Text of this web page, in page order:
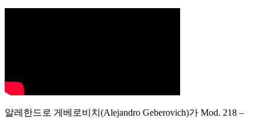
알레한드로 게베로비치(Alejandro Geberovich)가 Mod. 218 –